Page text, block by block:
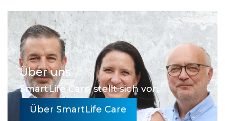
Über uns
SmartLife Care stellt sich vor.
Über SmartLife Care